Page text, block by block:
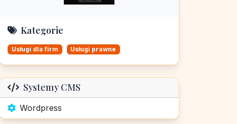
Kategorie
Usługi dla firm Usługi prawne
Systemy CMS
Wordpress